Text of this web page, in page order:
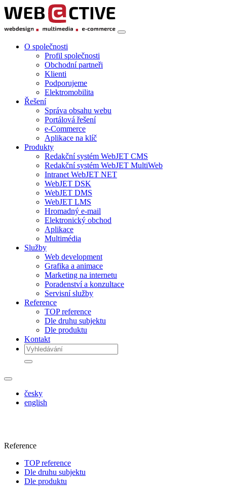
O společnosti
Profil společnosti
Obchodní partneři
Klienti
Podporujeme
Elektromobilita
Řešení
Správa obsahu webu
Portálová řešení
e-Commerce
Aplikace na klíč
Produkty
Redakční systém WebJET CMS
Redakční systém WebJET MultiWeb
Intranet WebJET NET
WebJET DSK
WebJET DMS
WebJET LMS
Hromadný e-mail
Elektronický obchod
Aplikace
Multimédia
Služby
Web development
Grafika a animace
Marketing na internetu
Poradenství a konzultace
Servisní služby
Reference
TOP reference
Dle druhu subjektu
Dle produktu
Kontakt
česky
english
Reference
TOP reference
Dle druhu subjektu
Dle produktu